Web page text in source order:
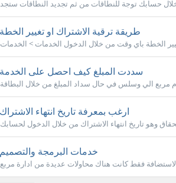
طريقة ترقية الاشتراك او تغيير الخطة
سددت المبلغ كيف احصل على الخدمة
ارغب بمعرفة تاريخ انتهاء الاشتراك
خدمات البرمجة والتصميم